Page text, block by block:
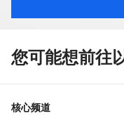
您可能想前往
核心频道